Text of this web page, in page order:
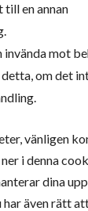
till en annan
mot
om det
vänligen
i denna
dina
har även rätt